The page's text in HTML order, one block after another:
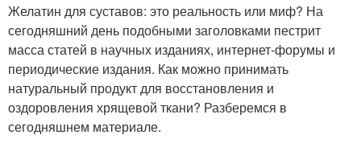
Желатин для суставов: это реальность или миф? На
сегодняшний день подобными заголовками пестрит
масса статей в научных изданиях, интернет-форумы и
периодические издания. Как можно принимать
натуральный продукт для восстановления и
оздоровления хрящевой ткани? Разберемся в
сегодняшнем материале.